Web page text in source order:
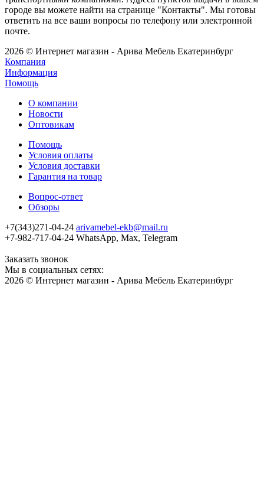
городе вы можете найти на странице "Контакты". Мы готовы
ответить на все ваши вопросы по телефону или электронной
почте.
2026 © Интернет магазин - Арива Мебель Екатеринбург
Компания
Информация
Помощь
О компании
Новости
Оптовикам
Помощь
Условия оплаты
Условия доставки
Гарантия на товар
Вопрос-ответ
Обзоры
+7(343)271-04-24 arivamebel-ekb@mail.ru
+7-982-717-04-24 WhatsApp, Max, Telegram
Заказать звонок
Мы в социальных сетях:
2026 © Интернет магазин - Арива Мебель Екатеринбург